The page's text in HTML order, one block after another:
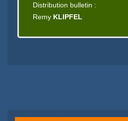
Distribution bulletin :
Remy KLIPFEL